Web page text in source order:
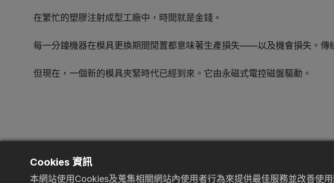
在繁忙的塑膠注射成型工廠中，時間就是金錢。
每一分鐘機器在模具更換期間閒置都意味著生產損失——以及機會損失。傳
但現在，一個新的模具夾緊時代已經到來。它由永磁式電控磁盤驅動。
Cookies 資訊
本網站使用Cookies及蒐集相關網站內使用者行為來提供最佳服務並改善使